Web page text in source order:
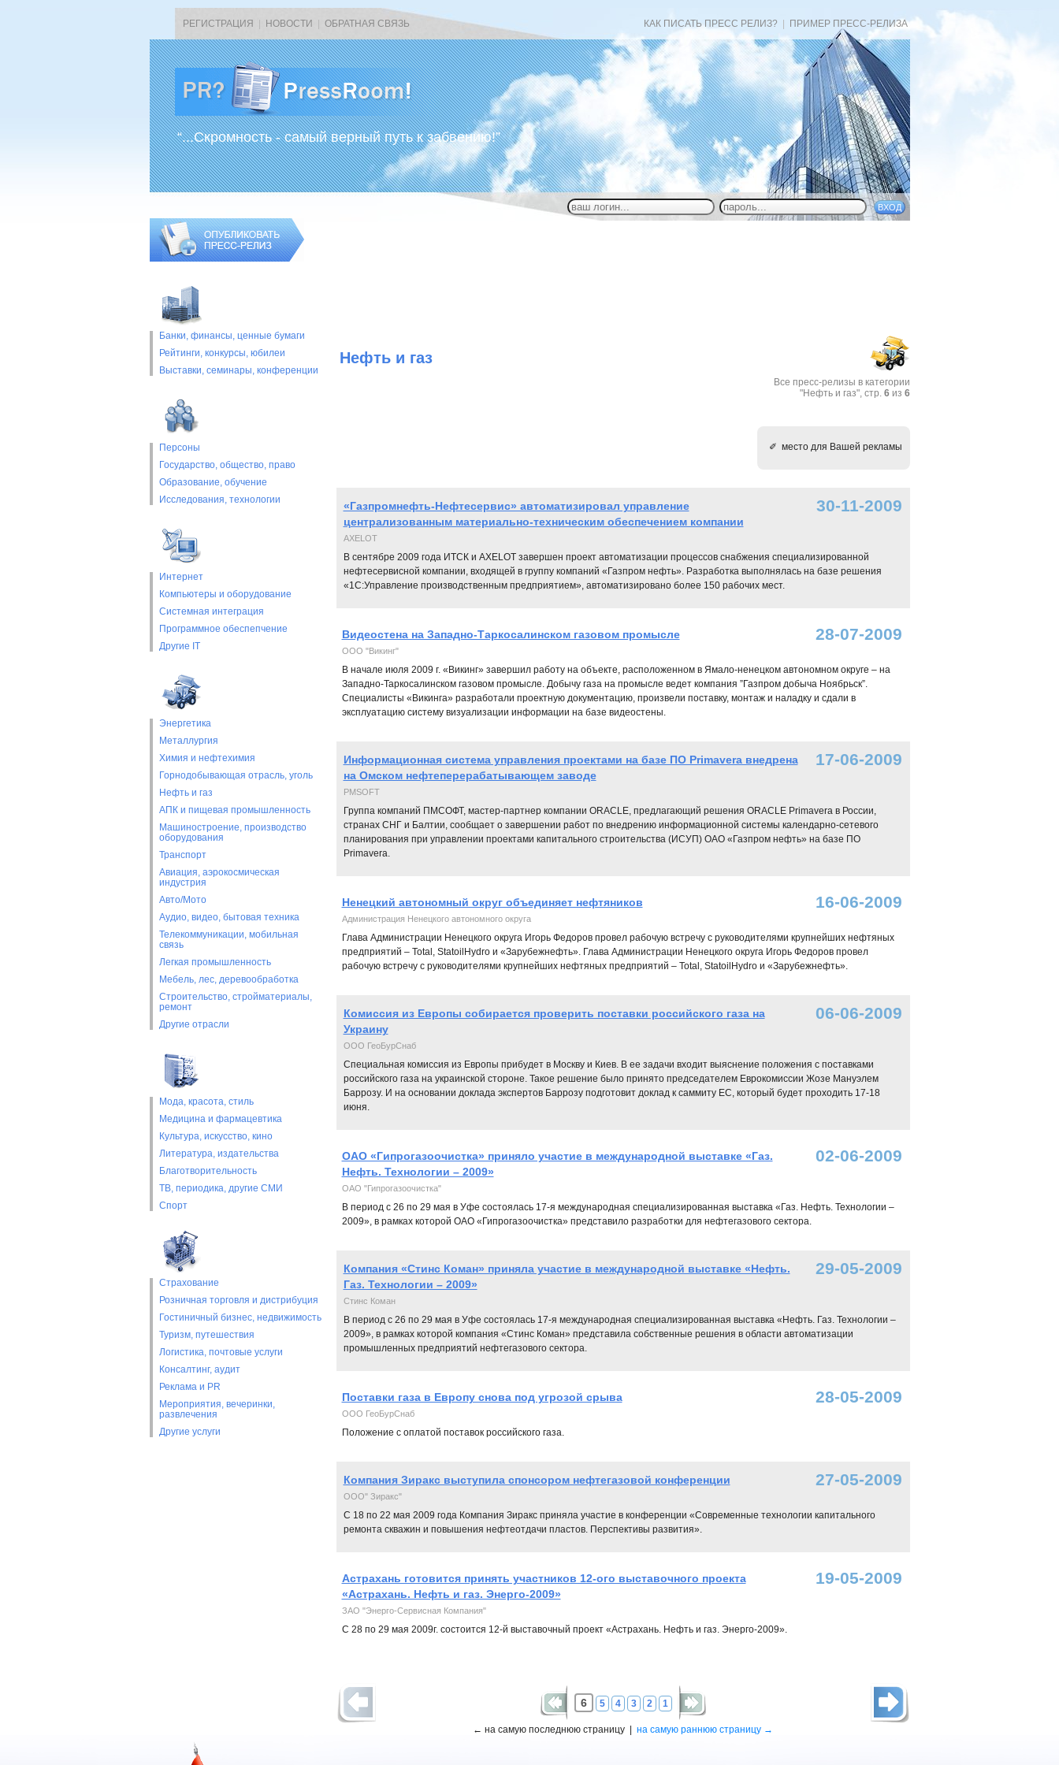
РЕГИСТРАЦИЯ НОВОСТИ ОБРАТНАЯ СВЯЗЬ КАК ПИСАТЬ ПРЕСС РЕЛИЗ? ПРИМЕР ПРЕСС-РЕЛИЗА
“...Скромность - самый верный путь к забвению!”
Банки, финансы, ценные бумаги
Рейтинги, конкурсы, юбилеи
Выставки, cеминары, конференции
Персоны
Государство, общество, право
Образование, обучение
Исследования, технологии
Интернет
Компьютеры и оборудование
Системная интеграция
Программное обеспепчение
Другие IT
Энергетика
Металлургия
Химия и нефтехимия
Горнодобывающая отрасль, уголь
Нефть и газ
АПК и пищевая промышленность
Машиностроение, производство
оборудования
Транспорт
Авиация, аэрокосмическая
индустрия
Авто/Мото
Аудио, видео, бытовая техника
Телекоммуникации, мобильная
связь
Легкая промышленность
Мебель, лес, деревообработка
Строительство, стройматериалы,
ремонт
Другие отрасли
Мода, красота, стиль
Медицина и фармацевтика
Культура, искусство, кино
Литература, издательства
Благотворительность
ТВ, периодика, другие СМИ
Спорт
Страхование
Розничная торговля и дистрибуция
Гостиничный бизнес, недвижимость
Туризм, путешествия
Логистика, почтовые услуги
Консалтинг, аудит
Реклама и PR
Мероприятия, вечеринки,
развлечения
Другие услуги
Нефть и газ
Все пресс-релизы в категории
"Нефть и газ", стр. 6 из 6
✐ место для Вашей рекламы
«Газпромнефть-Нефтесервис» автоматизировал управление
централизованным материально-техническим обеспечением компании
30-11-2009
AXELOT
В сентябре 2009 года ИТСК и AXELOT завершен проект автоматизации процессов снабжения специализированной
нефтесервисной компании, входящей в группу компаний «Газпром нефть». Разработка выполнялась на базе решения
«1С:Управление производственным предприятием», автоматизировано более 150 рабочих мест.
Видеостена на Западно-Таркосалинском газовом промысле 28-07-2009
ООО "Викинг"
В начале июля 2009 г. «Викинг» завершил работу на объекте, расположенном в Ямало-ненецком автономном округе – на
Западно-Таркосалинском газовом промысле. Добычу газа на промысле ведет компания ”Газпром добыча Ноябрьск”.
Специалисты «Викинга» разработали проектную документацию, произвели поставку, монтаж и наладку и сдали в
эксплуатацию систему визуализации информации на базе видеостены.
Информационная система управления проектами на базе ПО Primavera внедрена
на Омском нефтеперерабатывающем заводе
17-06-2009
PMSOFT
Группа компаний ПМСОФТ, мастер-партнер компании ORACLE, предлагающий решения ORACLE Primavera в России,
странах СНГ и Балтии, сообщает о завершении работ по внедрению информационной системы календарно-сетевого
планирования при управлении проектами капитального строительства (ИСУП) ОАО «Газпром нефть» на базе ПО
Primavera.
Ненецкий автономный округ объединяет нефтяников 16-06-2009
Администрация Ненецкого автономного округа
Глава Администрации Ненецкого округа Игорь Федоров провел рабочую встречу с руководителями крупнейших нефтяных
предприятий – Total, StatoilHydro и «Зарубежнефть». Глава Администрации Ненецкого округа Игорь Федоров провел
рабочую встречу с руководителями крупнейших нефтяных предприятий – Total, StatoilHydro и «Зарубежнефть».
Комиссия из Европы собирается проверить поставки российского газа на
Украину
06-06-2009
ООО ГеоБурСнаб
Специальная комиссия из Европы прибудет в Москву и Киев. В ее задачи входит выяснение положения с поставками
российского газа на украинской стороне. Такое решение было принято председателем Еврокомиссии Жозе Мануэлем
Баррозу. И на основании доклада экспертов Баррозу подготовит доклад к саммиту ЕС, который будет проходить 17-18
июня.
ОАО «Гипрогазоочистка» приняло участие в международной выставке «Газ.
Нефть. Технологии – 2009»
02-06-2009
ОАО "Гипрогазоочистка"
В период с 26 по 29 мая в Уфе состоялась 17-я международная специализированная выставка «Газ. Нефть. Технологии –
2009», в рамках которой ОАО «Гипрогазоочистка» представило разработки для нефтегазового сектора.
Компания «Стинс Коман» приняла участие в международной выставке «Нефть.
Газ. Технологии – 2009»
29-05-2009
Стинс Коман
В период с 26 по 29 мая в Уфе состоялась 17-я международная специализированная выставка «Нефть. Газ. Технологии –
2009», в рамках которой компания «Стинс Коман» представила собственные решения в области автоматизации
промышленных предприятий нефтегазового сектора.
Поставки газа в Европу снова под угрозой срыва 28-05-2009
ООО ГеоБурСнаб
Положение с оплатой поставок российского газа.
Компания Зиракс выступила спонсором нефтегазовой конференции 27-05-2009
ООО" Зиракс"
C 18 по 22 мая 2009 года Компания Зиракс приняла участие в конференции «Современные технологии капитального
ремонта скважин и повышения нефтеотдачи пластов. Перспективы развития».
Астрахань готовится принять участников 12-ого выставочного проекта
«Астрахань. Нефть и газ. Энерго-2009»
19-05-2009
ЗАО "Энерго-Сервисная Компания"
С 28 по 29 мая 2009г. состоится 12-й выставочный проект «Астрахань. Нефть и газ. Энерго-2009».
6 5 4 3 2 1
← на самую последнюю страницу | на самую раннюю страницу →